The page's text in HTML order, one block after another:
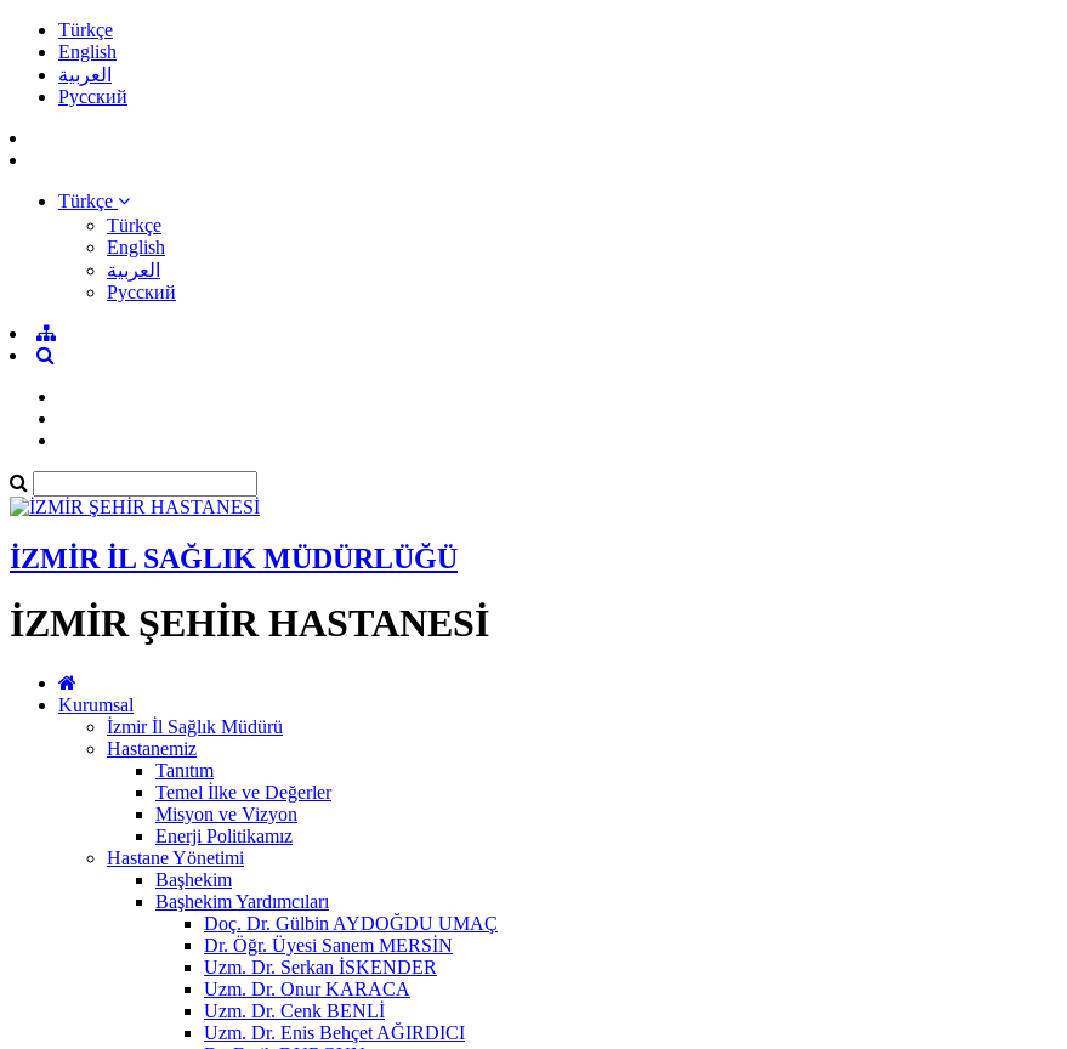
Türkçe
English
العربية
Pусский
Türkçe
Türkçe
English
العربية
Pусский
İZMİR İL SAĞLIK MÜDÜRLÜĞÜ
İZMİR ŞEHİR HASTANESİ
Kurumsal
İzmir İl Sağlık Müdürü
Hastanemiz
Tanıtım
Temel İlke ve Değerler
Misyon ve Vizyon
Enerji Politikamız
Hastane Yönetimi
Başhekim
Başhekim Yardımcıları
Doç. Dr. Gülbin AYDOĞDU UMAÇ
Dr. Öğr. Üyesi Sanem MERSİN
Uzm. Dr. Serkan İSKENDER
Uzm. Dr. Onur KARACA
Uzm. Dr. Cenk BENLİ
Uzm. Dr. Enis Behçet AĞIRDICI